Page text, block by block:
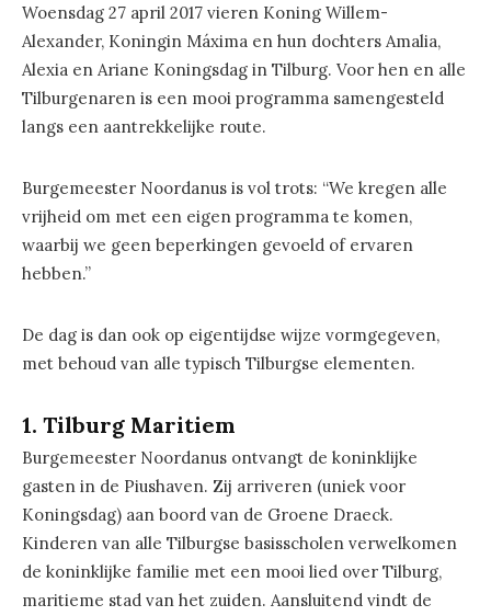
Woensdag 27 april 2017 vieren Koning Willem-
Alexander, Koningin Máxima en hun dochters Amalia,
Alexia en Ariane Koningsdag in Tilburg. Voor hen en alle
Tilburgenaren is een mooi programma samengesteld
langs een aantrekkelijke route.
Burgemeester Noordanus is vol trots: “We kregen alle
vrijheid om met een eigen programma te komen,
waarbij we geen beperkingen gevoeld of ervaren
hebben.”
De dag is dan ook op eigentijdse wijze vormgegeven,
met behoud van alle typisch Tilburgse elementen.
1. Tilburg Maritiem
Burgemeester Noordanus ontvangt de koninklijke
gasten in de Piushaven. Zij arriveren (uniek voor
Koningsdag) aan boord van de Groene Draeck.
Kinderen van alle Tilburgse basisscholen verwelkomen
de koninklijke familie met een mooi lied over Tilburg,
maritieme stad van het zuiden. Aansluitend vindt de